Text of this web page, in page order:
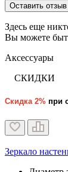
Оставить отзыв
Здесь еще
Вы можете
Аксессуары
СКИДКИ
Скидка 2% при
Зеркало